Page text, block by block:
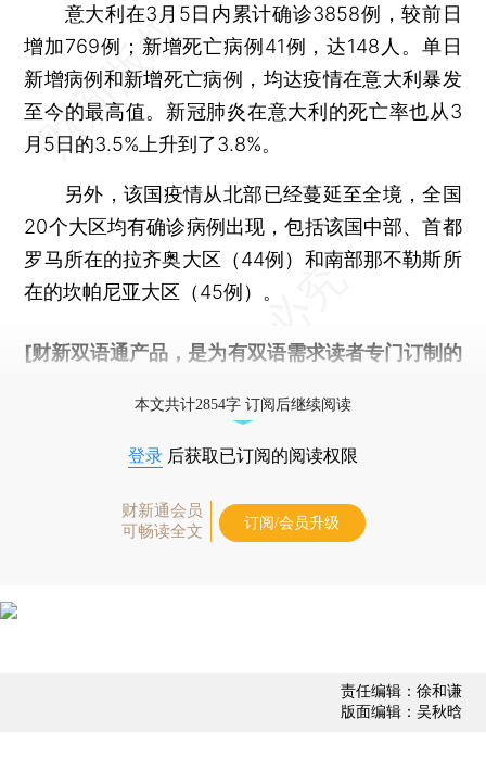
意大利在3月5日内累计确诊3858例，较前日
增加769例；新增死亡病例41例，达148人。单日
新增病例和新增死亡病例，均达疫情在意大利暴发
至今的最高值。新冠肺炎在意大利的死亡率也从3
月5日的3.5%上升到了3.8%。
另外，该国疫情从北部已经蔓延至全境，全国
20个大区均有确诊病例出现，包括该国中部、首都
罗马所在的拉齐奥大区（44例）和南部那不勒斯所
在的坎帕尼亚大区（45例）。
[财新双语通产品，是为有双语需求读者专门订制的
本文共计2854字 订阅后继续阅读
登录 后获取已订阅的阅读权限
财新通会员
可畅读全文
订阅/会员升级
责任编辑：徐和谦
版面编辑：吴秋晗